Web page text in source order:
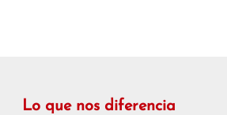
Lo que nos diferencia